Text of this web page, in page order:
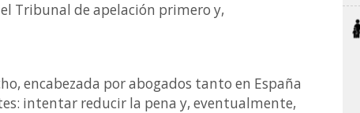
Tribunal de apelación primero y,
encabezada por abogados tanto en España
intentar reducir la pena y, eventualmente,